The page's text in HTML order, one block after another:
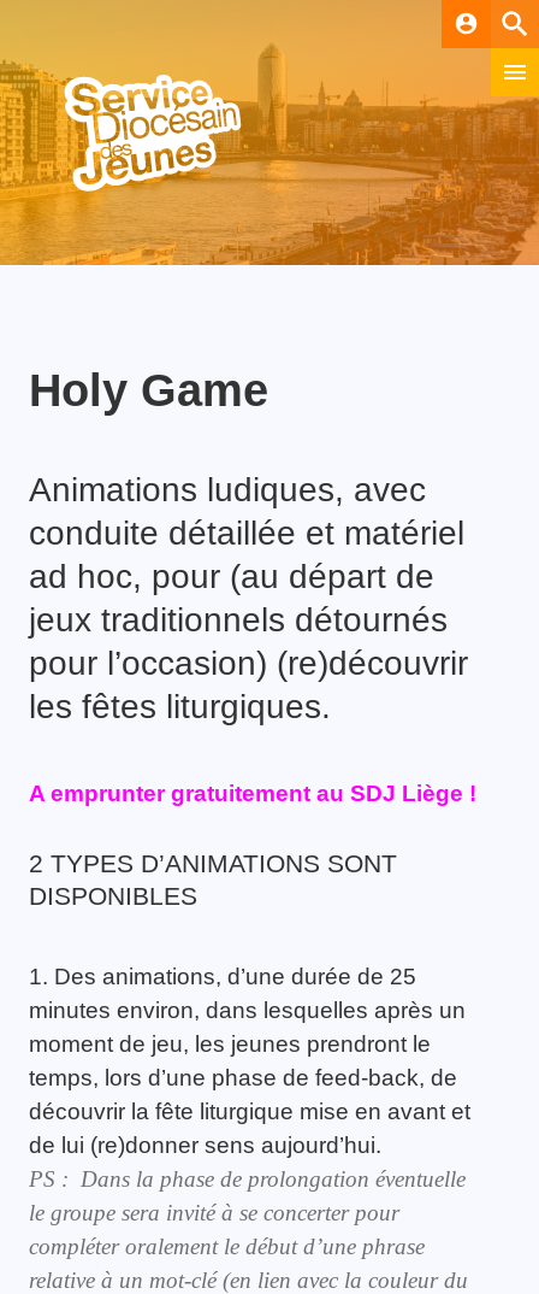
account_circle
Holy Game
Animations ludiques, avec
conduite détaillée et matériel
ad hoc, pour (au départ de
jeux traditionnels détournés
pour l’occasion) (re)découvrir
les fêtes liturgiques.
A emprunter gratuitement au SDJ Liège !
2 TYPES D’ANIMATIONS SONT
DISPONIBLES
1. Des animations, d’une durée de 25
minutes environ, dans lesquelles après un
moment de jeu, les jeunes prendront le
temps, lors d’une phase de feed-back, de
découvrir la fête liturgique mise en avant et
de lui (re)donner sens aujourd’hui.
PS : Dans la phase de prolongation éventuelle
le groupe sera invité à se concerter pour
compléter oralement le début d’une phrase
relative à un mot-clé (en lien avec la couleur du